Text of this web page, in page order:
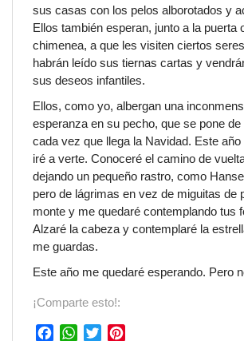
sus casas con los pelos alborotados y
Ellos también esperan, junto a la puerta
chimenea, a que les visiten ciertos
habrán leído sus tiernas cartas y
sus deseos infantiles.
Ellos, como yo, albergan una
esperanza en su pecho, que se pone
cada vez que llega la Navidad. Este
iré a verte. Conoceré el camino de
dejando un pequeño rastro, como
pero de lágrimas en vez de miguitas de
monte y me quedaré contemplando tus
Alzaré la cabeza y contemplaré la
me guardas.
Este año me quedaré esperando. Pero
¡Comparte esto!:
W